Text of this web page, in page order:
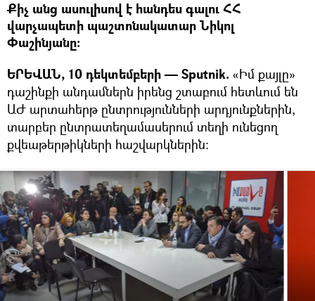
Քիչ անց ասուլիսով է հանդես գալու ՀՀ
վարչապետի պաշտոնակատար Նիկոլ
Փաշինյանը:
ԵՐԵՎԱՆ, 10 դեկտեմբերի — Sputnik. «Իմ քայլը»
դաշինքի անդամներն իրենց շտաբում հետևում են
ԱԺ արտահերթ ընտրությունների արդյունքներին,
տարբեր ընտրատեղամասերում տեղի ունեցող
քվեաթերթիկների հաշվարկներին: